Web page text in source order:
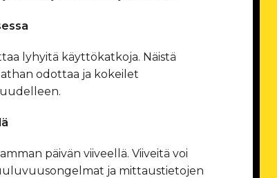
lyhyitä käyttökatkoja. Näistä
odottaa ja kokeilet
päivän viiveellä. Viiveitä voi
ja mittaustietojen